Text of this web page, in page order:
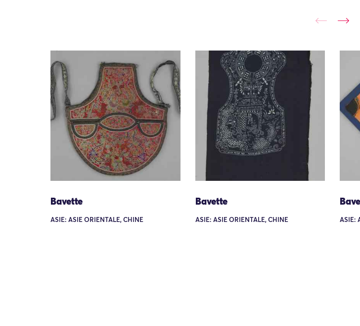
Bavette
ASIE: ASIE ORIENTALE, CHINE
Bavette
ASIE: ASIE ORIENTALE, CHINE ASIE: